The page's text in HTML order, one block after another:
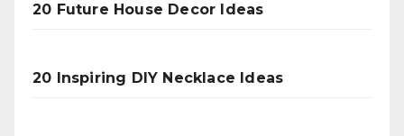
20 Future House Decor Ideas
20 Inspiring DIY Necklace Ideas